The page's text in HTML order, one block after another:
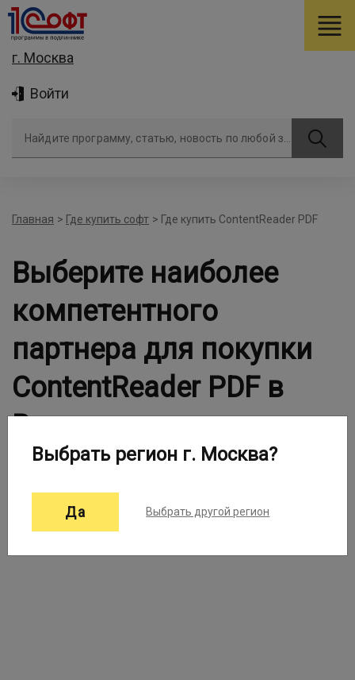
г. Москва
Войти
Главная > Где купить софт > Где купить ContentReader PDF
Выберите наиболее
компетентного
партнера для покупки
ContentReader PDF в
Вашем городе
Выбрать регион г. Москва?
Да Выбрать другой регион